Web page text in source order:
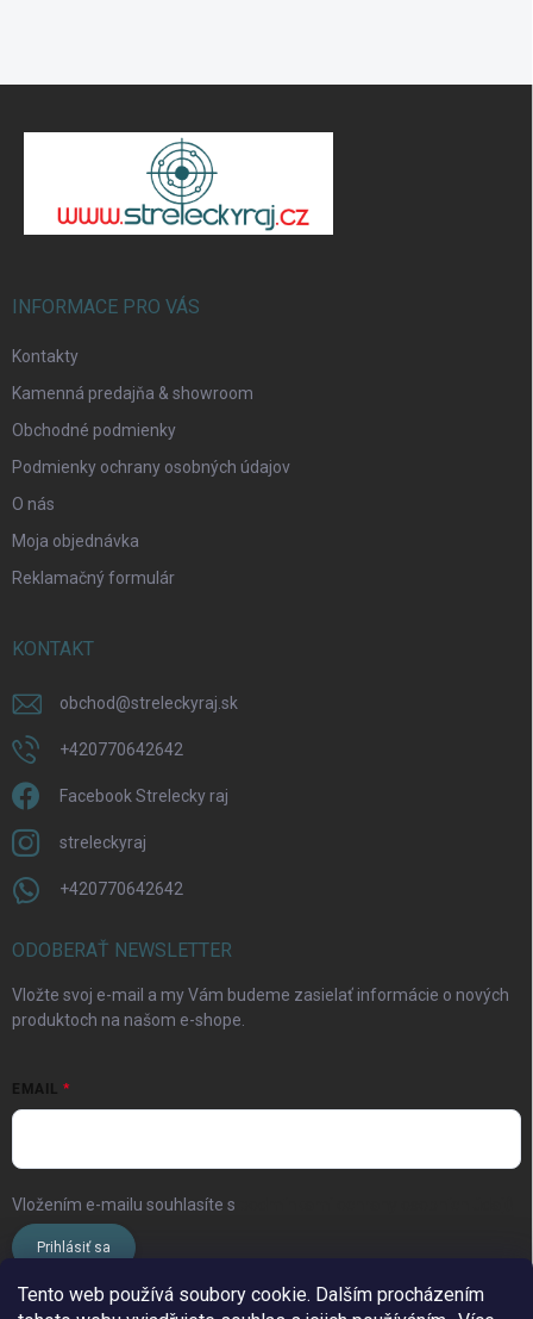
Tento web používá soubory cookie. Dalším procházením
INFORMACE PRO VÁS
Kontakty
Kamenná predajňa & showroom
Obchodné podmienky
Podmienky ochrany osobných údajov
O nás
Moja objednávka
Reklamačný formulár
KONTAKT
obchod@streleckyraj.sk
+420770642642
Facebook Strelecky raj
streleckyraj
+420770642642
ODOBERAŤ NEWSLETTER
Vložte svoj e-mail a my Vám budeme zasielať informácie o nových
produktoch na našom e-shope.
EMAIL
Vložením e-mailu souhlasíte s
Prihlásiť sa